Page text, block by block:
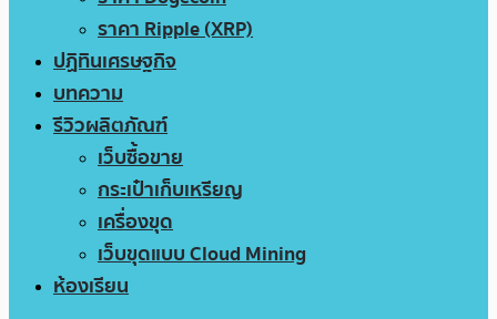
ราคา Ripple (XRP)
ปฏิทินเศรษฐกิจ
บทความ
รีวิวผลิตภัณฑ์
เว็บซื้อขาย
กระเป๋าเก็บเหรียญ
เครื่องขุด
เว็บขุดแบบ Cloud Mining
ห้องเรียน